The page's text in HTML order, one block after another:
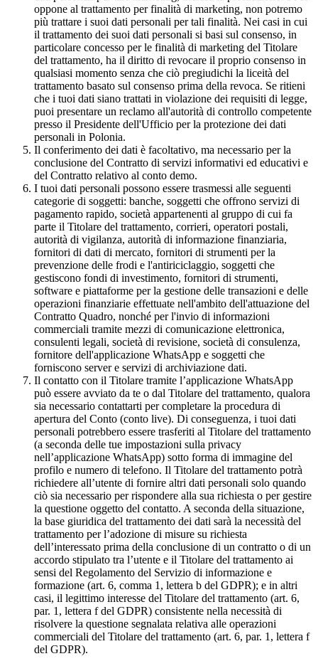
oppone al trattamento per finalità di marketing, non potremo
più trattare i suoi dati personali per tali finalità. Nei casi in cui
il trattamento dei suoi dati personali si basi sul consenso, in
particolare concesso per le finalità di marketing del Titolare
del trattamento, ha il diritto di revocare il proprio consenso in
qualsiasi momento senza che ciò pregiudichi la liceità del
trattamento basato sul consenso prima della revoca. Se ritieni
che i tuoi dati siano trattati in violazione dei requisiti di legge,
puoi presentare un reclamo all'autorità di controllo competente
presso il Presidente dell'Ufficio per la protezione dei dati
personali in Polonia.
Il conferimento dei dati è facoltativo, ma necessario per la
conclusione del Contratto di servizi informativi ed educativi e
del Contratto relativo al conto demo.
I tuoi dati personali possono essere trasmessi alle seguenti
categorie di soggetti: banche, soggetti che offrono servizi di
pagamento rapido, società appartenenti al gruppo di cui fa
parte il Titolare del trattamento, corrieri, operatori postali,
autorità di vigilanza, autorità di informazione finanziaria,
fornitori di dati di mercato, fornitori di strumenti per la
prevenzione delle frodi e l'antiriciclaggio, soggetti che
gestiscono fondi di investimento, fornitori di strumenti,
software e piattaforme per la gestione delle transazioni e delle
operazioni finanziarie effettuate nell'ambito dell'attuazione del
Contratto Quadro, nonché per l'invio di informazioni
commerciali tramite mezzi di comunicazione elettronica,
consulenti legali, società di revisione, società di consulenza,
fornitore dell'applicazione WhatsApp e soggetti che
forniscono server e servizi di archiviazione dati.
Il contatto con il Titolare tramite l’applicazione WhatsApp
può essere avviato da te o dal Titolare del trattamento, qualora
sia necessario contattarti per completare la procedura di
apertura del Conto (conto live). Di conseguenza, i tuoi dati
personali potrebbero essere trasferiti al Titolare del trattamento
(a seconda delle tue impostazioni sulla privacy
nell’applicazione WhatsApp) sotto forma di immagine del
profilo e numero di telefono. Il Titolare del trattamento potrà
richiedere all’utente di fornire altri dati personali solo quando
ciò sia necessario per rispondere alla sua richiesta o per gestire
la questione oggetto del contatto. A seconda della situazione,
la base giuridica del trattamento dei dati sarà la necessità del
trattamento per l’adozione di misure su richiesta
dell’interessato prima della conclusione di un contratto o di un
accordo stipulato tra l’utente e il Titolare del trattamento ai
sensi del Regolamento del Servizio di informazione e
formazione (art. 6, comma 1, lettera b del GDPR); e in altri
casi, il legittimo interesse del Titolare del trattamento (art. 6,
par. 1, lettera f del GDPR) consistente nella necessità di
risolvere la questione segnalata relativa alle operazioni
commerciali del Titolare del trattamento (art. 6, par. 1, lettera f
del GDPR).